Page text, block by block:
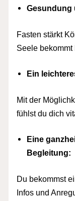
Gesundung
Fasten stärkt
Seele
Ein
Mit der
fühlst du dich
Eine
Begleitung:
Du bekommst
Infos und